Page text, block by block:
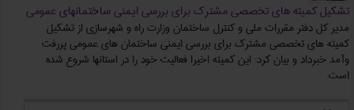
تشکیل کمیته‌ های تخصصی مشترک برای بررسی ایمنی ساختمانهای عمومی
مدیر کل دفتر مقررات ملی و کنترل ساختمان وزارت راه و شهرسازی از تشکیل
کمیته ‌های تخصصی مشترک برای بررسی ایمنی ساختمان‌ های عمومی پررفت
و‌آمد خبرداد و بیان کرد: این کمیته اخیرا فعالیت خود را در استانها شروع شده
است.